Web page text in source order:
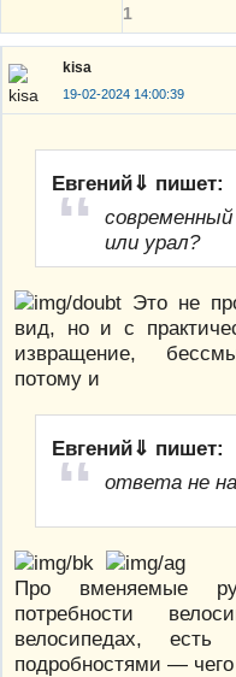
1
kisa
19-02-2024 14:00:39
Евгений⇓ пишет:
или урал?
Это не
вид, но и с
извращение,
потому и
Евгений⇓ пишет:
ответа не
Про вменяемые
потребности
велосипедах,
подробностями —